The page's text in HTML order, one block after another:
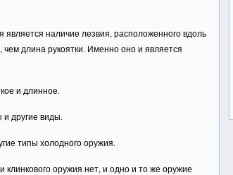
наличие лезвия, расположенного вдоль
длина рукоятки. Именно оно и является
и длинное.
другие виды.
типы холодного оружия.
клинкового оружия нет, и одно и то же оружие